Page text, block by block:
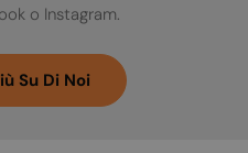
o Instagram.
Su Di Noi